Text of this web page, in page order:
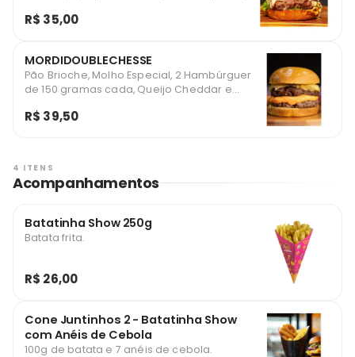
Muita Calabresa
R$ 35,00
MORDIDOUBLECHESSE
Pão Brioche, Molho Especial, 2 Hambúrguer
de 150 gramas cada, Queijo Cheddar e
R$ 39,50
4 ITENS
Acompanhamentos
Batatinha Show 250g
Batata frita.
R$ 26,00
Cone Juntinhos 2 - Batatinha Show
com Anéis de Cebola
100g de batata e 7 anéis de cebola.